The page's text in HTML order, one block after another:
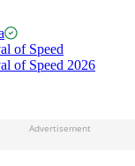
of Speed
of Speed 2026
Advertisement